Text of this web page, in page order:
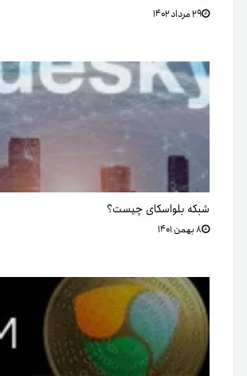
۲۹ مرداد ۱۴۰۲
شبکه بلواسکای چیست؟
۸ بهمن ۱۴۰۱